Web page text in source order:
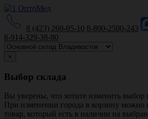
8 (423) 260-05-10 8-800-2500-243
8-914-329-38-80
×
Выбор склада
Вы уверены, что хотите изменить выбор
При изменении города в корзину можно
товар, который есть в наличии на